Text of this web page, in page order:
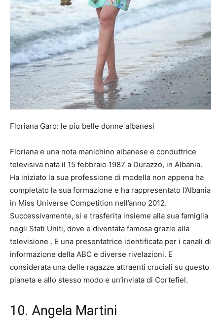
Floriana Garo: le piu belle donne albanesi
Floriana e una nota manichino albanese e conduttrice
televisiva nata il 15 febbraio 1987 a Durazzo, in Albania.
Ha iniziato la sua professione di modella non appena ha
completato la sua formazione e ha rappresentato l’Albania
in Miss Universe Competition nell’anno 2012.
Successivamente, si e trasferita insieme alla sua famiglia
negli Stati Uniti, dove e diventata famosa grazie alla
televisione . E una presentatrice identificata per i canali di
informazione della ABC e diverse rivelazioni. E
considerata una delle ragazze attraenti cruciali su questo
pianeta e allo stesso modo e un’inviata di Cortefiel.
10. Angela Martini